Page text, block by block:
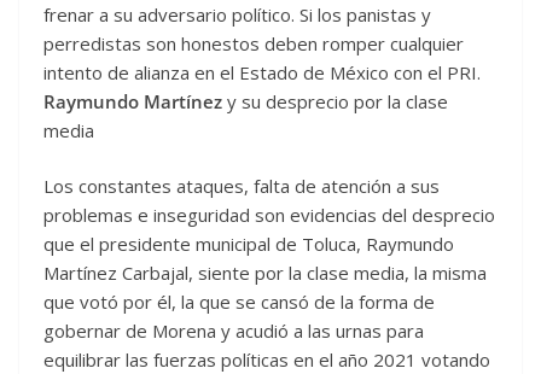
frenar a su adversario político. Si los panistas y
perredistas son honestos deben romper cualquier
intento de alianza en el Estado de México con el PRI.
Raymundo Martínez y su desprecio por la clase
media
Los constantes ataques, falta de atención a sus
problemas e inseguridad son evidencias del desprecio
que el presidente municipal de Toluca, Raymundo
Martínez Carbajal, siente por la clase media, la misma
que votó por él, la que se cansó de la forma de
gobernar de Morena y acudió a las urnas para
equilibrar las fuerzas políticas en el año 2021 votando